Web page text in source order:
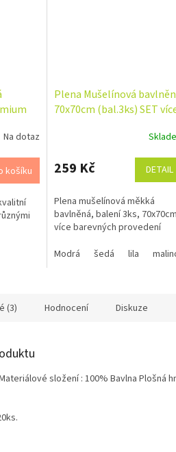
Na dotaz
košíku
Plena Mušelínová
70x70cm (bal.3ks) SET
259 Kč DETAIL
Plena mušelínová měkká
bavlněná, balení 3ks,
více barevných provedení
Modrá
šedá lila
(3) Hodnocení Diskuze
složení : 100% Bavlna Plošná